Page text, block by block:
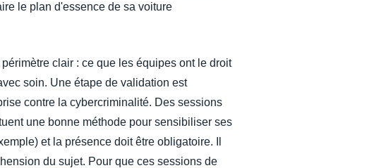
le plan d'essence de sa voiture
clair : ce que les équipes ont le droit
soin. Une étape de validation est
contre la cybercriminalité. Des sessions
une bonne méthode pour sensibiliser ses
et la présence doit être obligatoire. Il
du sujet. Pour que ces sessions de